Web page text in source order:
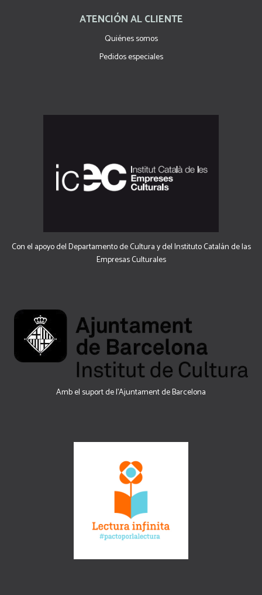
ATENCIÓN AL CLIENTE
Quiénes somos
Pedidos especiales
Con el apoyo del Departamento de Cultura y del Instituto Catalán de las
Empresas Culturales
Amb el suport de l’Ajuntament de Barcelona